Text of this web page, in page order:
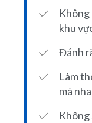
khu
Đánh
Làm
mà
Không